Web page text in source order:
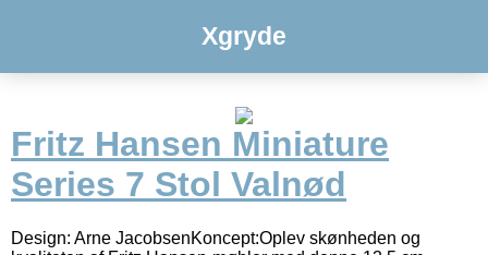
Xgryde
Fritz Hansen Miniature
Series 7 Stol Valnød
Design: Arne JacobsenKoncept:Oplev skønheden og